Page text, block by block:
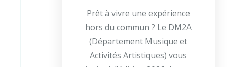
Prêt à vivre une expérience
hors du commun ? Le DM2A
(Département Musique et
Activités Artistiques) vous